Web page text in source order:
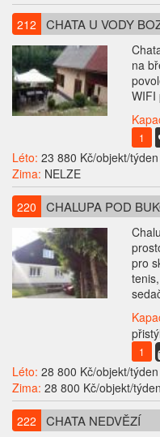
212 CHATA U VODY
na
WIFI
1
Léto: 23 880 Kč/objekt/týden
Zima: NELZE
220 CHALUPA POD
pro
1
Léto: 28 800 Kč/objekt/týden
Zima: 28 800 Kč/objekt/týden
222 CHATA NEDVĚZÍ